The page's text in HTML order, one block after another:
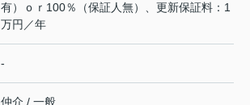
有）ｏｒ100％（保証人無）、更新保証料：1
万円／年
-
仲介 / 一般